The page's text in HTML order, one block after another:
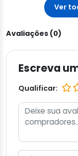
Ver
Avaliações (0)
Escreva
Qualificar: